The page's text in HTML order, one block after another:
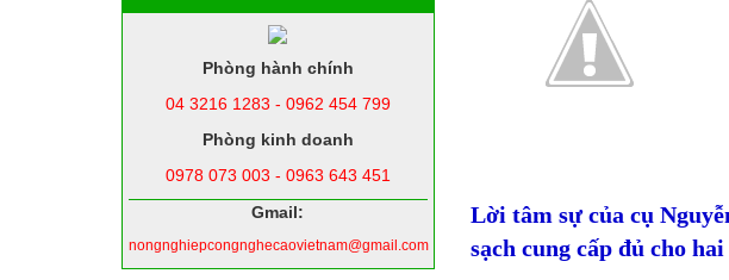
Phòng hành chính
04 3216 1283 - 0962 454 799
Phòng kinh doanh
0978 073 003 - 0963 643 451
Gmail:
nongnghiepcongnghecaovietnam@gmail.com
Lời tâm sự của cụ
sạch cung cấp đủ cho